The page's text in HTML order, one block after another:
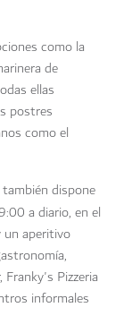
como la
de
ellas
postres
como el
dispone
a diario, en el
aperitivo
Pizzeria
informales